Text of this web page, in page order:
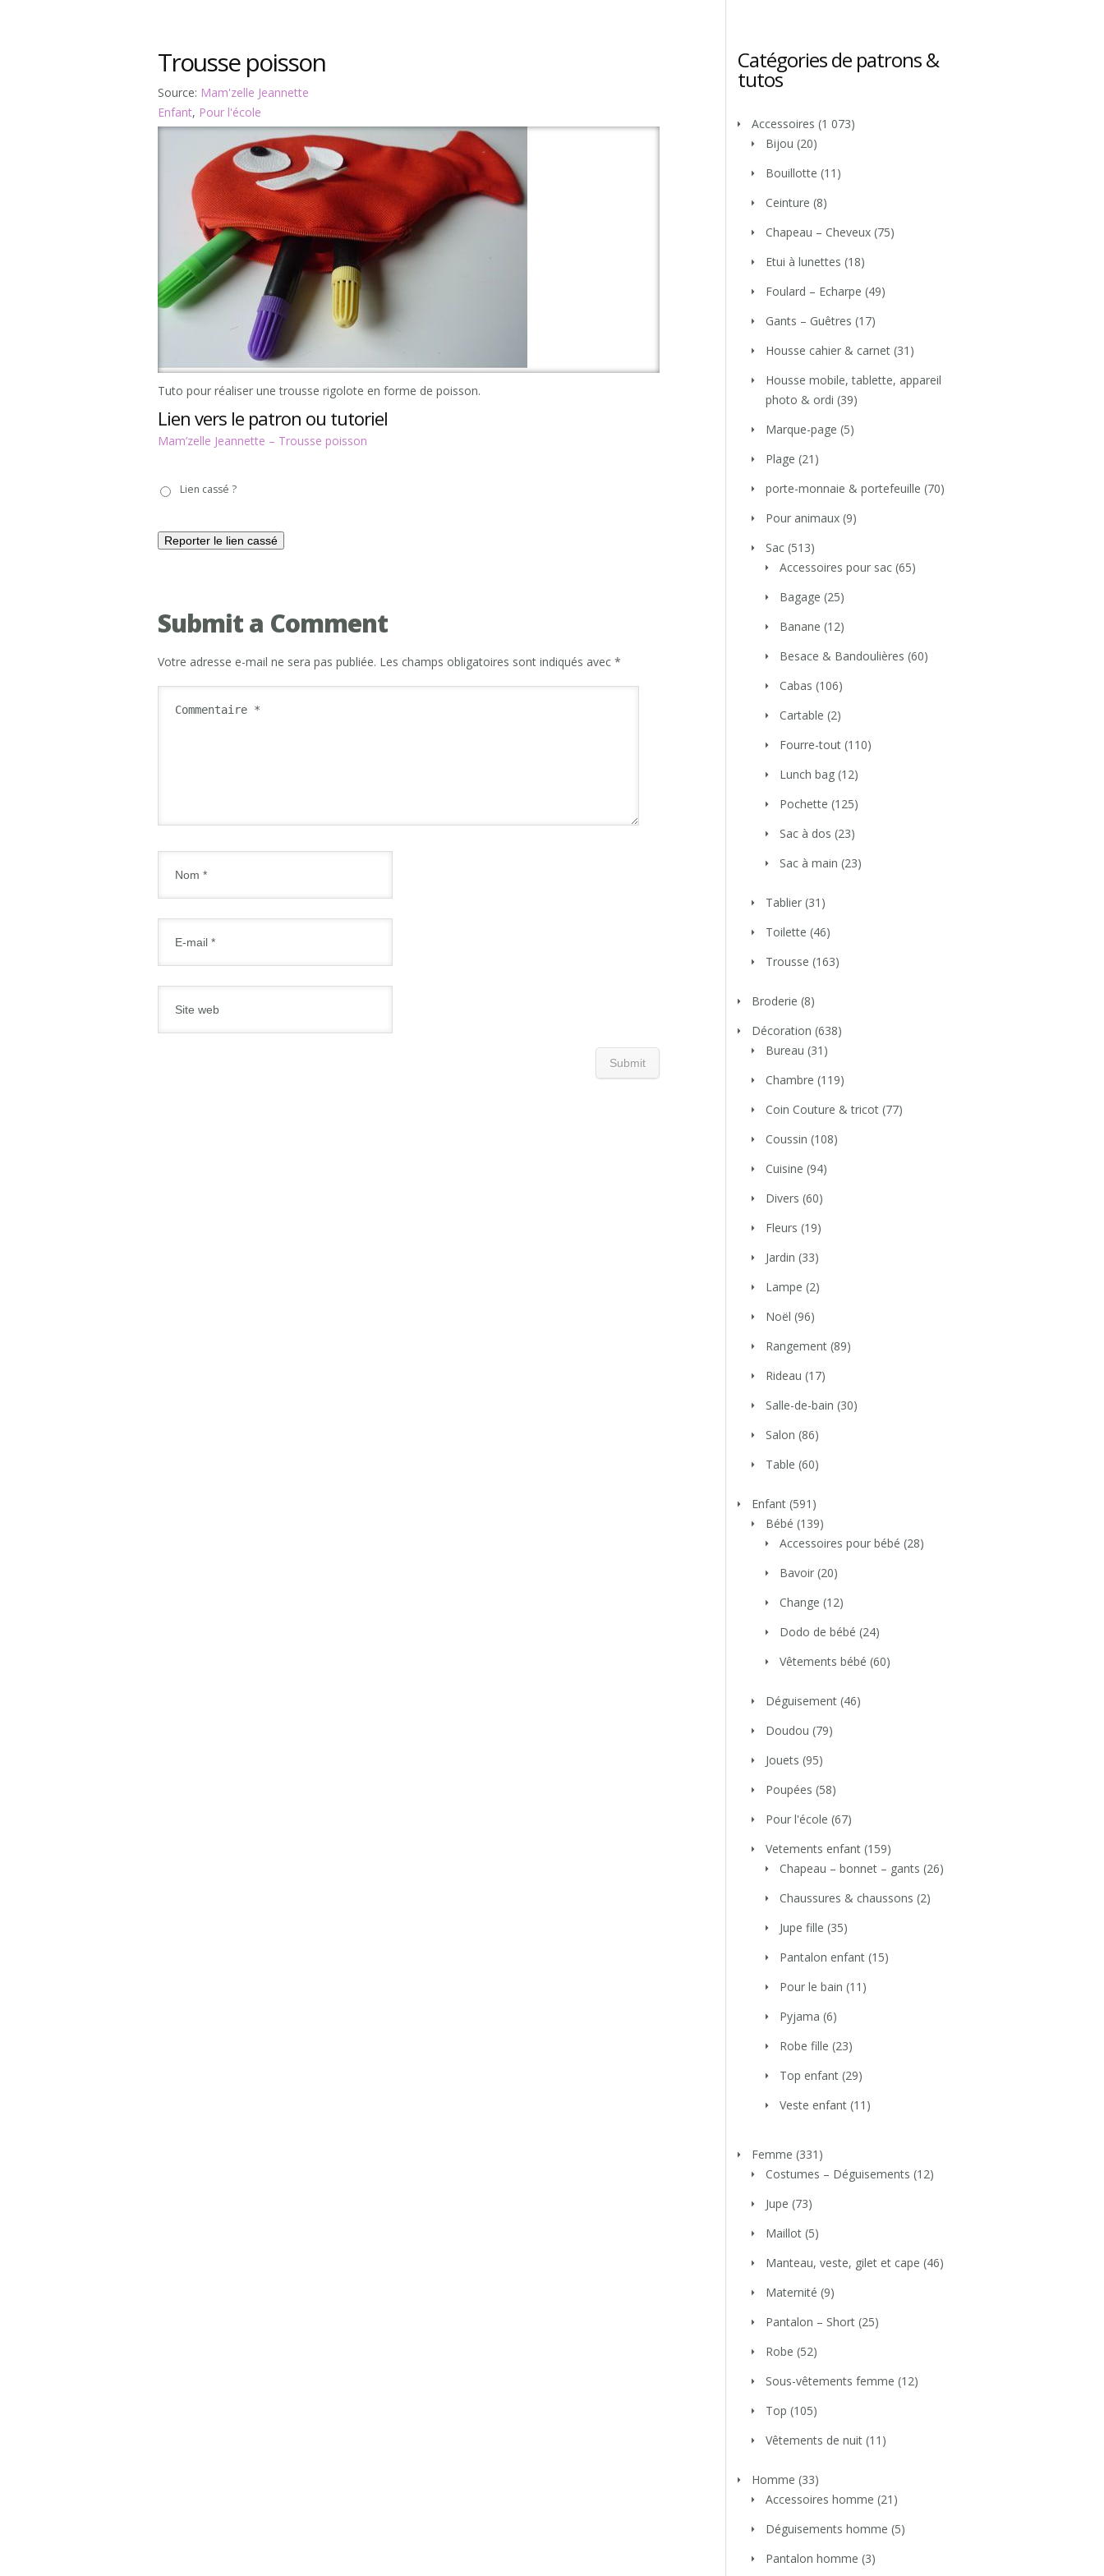
Trousse poisson
Source: Mam'zelle Jeannette
Enfant, Pour l'école
Tuto pour réaliser une trousse rigolote en forme de poisson.
Lien vers le patron ou tutoriel
Mam’zelle Jeannette – Trousse poisson
casséLien cassé ?
Submit a Comment
Votre adresse e-mail ne sera pas publiée. Les champs obligatoires sont indiqués avec *
Catégories de patrons &
tutos
Accessoires (1 073)
Bijou (20)
Bouillotte (11)
Ceinture (8)
Chapeau – Cheveux (75)
Etui à lunettes (18)
Foulard – Echarpe (49)
Gants – Guêtres (17)
Housse cahier & carnet (31)
Housse mobile, tablette, appareil
photo & ordi (39)
Marque-page (5)
Plage (21)
porte-monnaie & portefeuille (70)
Pour animaux (9)
Sac (513)
Accessoires pour sac (65)
Bagage (25)
Banane (12)
Besace & Bandoulières (60)
Cabas (106)
Cartable (2)
Fourre-tout (110)
Lunch bag (12)
Pochette (125)
Sac à dos (23)
Sac à main (23)
Tablier (31)
Toilette (46)
Trousse (163)
Broderie (8)
Décoration (638)
Bureau (31)
Chambre (119)
Coin Couture & tricot (77)
Coussin (108)
Cuisine (94)
Divers (60)
Fleurs (19)
Jardin (33)
Lampe (2)
Noël (96)
Rangement (89)
Rideau (17)
Salle-de-bain (30)
Salon (86)
Table (60)
Enfant (591)
Bébé (139)
Accessoires pour bébé (28)
Bavoir (20)
Change (12)
Dodo de bébé (24)
Vêtements bébé (60)
Déguisement (46)
Doudou (79)
Jouets (95)
Poupées (58)
Pour l'école (67)
Vetements enfant (159)
Chapeau – bonnet – gants (26)
Chaussures & chaussons (2)
Jupe fille (35)
Pantalon enfant (15)
Pour le bain (11)
Pyjama (6)
Robe fille (23)
Top enfant (29)
Veste enfant (11)
Femme (331)
Costumes – Déguisements (12)
Jupe (73)
Maillot (5)
Manteau, veste, gilet et cape (46)
Maternité (9)
Pantalon – Short (25)
Robe (52)
Sous-vêtements femme (12)
Top (105)
Vêtements de nuit (11)
Homme (33)
Accessoires homme (21)
Déguisements homme (5)
Pantalon homme (3)